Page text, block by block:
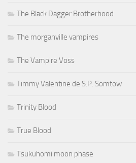
The Black Dagger Brotherhood
The morganville vampires
The Vampire Voss
Timmy Valentine de S.P. Somtow
Trinity Blood
True Blood
Tsukuhomi moon phase